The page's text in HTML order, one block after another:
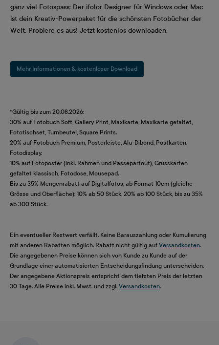
ganz viel Fotospass: Der ifolor Designer für Windows oder Mac
ist dein Kreativ-Powerpaket für die schönsten Fotobücher der
Welt. Probiere es aus! Jetzt kostenlos downloaden.
Mehr Informationen & kostenloser Download
*Gültig bis zum 20.08.2026:
30% auf Fotobuch Soft, Gallery Print, Maxikarte, Maxikarte gefaltet,
Fototischset, Turnbeutel, Square Prints.
20% auf Fotobuch Premium, Posterleiste, Alu-Dibond, Postkarten,
Fotodisplay.
10% auf Fotoposter (inkl. Rahmen und Passepartout), Grusskarten
gefaltet klassisch, Fotodose, Mousepad.
Bis zu 35% Mengenrabatt auf Digitalfotos, ab Format 10cm (gleiche
Grösse und Oberfläche): 10% ab 50 Stück, 20% ab 100 Stück, bis zu 35%
ab 300 Stück.
Ein eventueller Restwert verfällt. Keine Barauszahlung oder Kumulierung
mit anderen Rabatten möglich. Rabatt nicht gültig auf Versandkosten.
Die angegebenen Preise können sich von Kunde zu Kunde auf der
Grundlage einer automatisierten Entscheidungsfindung unterscheiden.
Der angegebene Aktionspreis entspricht dem tiefsten Preis der letzten
30 Tage. Alle Preise inkl. Mwst. und zzgl. Versandkosten.